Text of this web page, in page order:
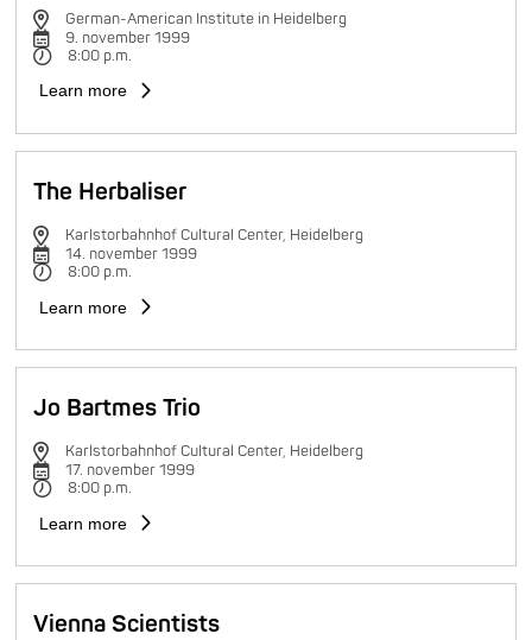
German-American Institute in Heidelberg
9. november 1999
8:00 p.m.
Learn more
The Herbaliser
Karlstorbahnhof Cultural Center, Heidelberg
14. november 1999
8:00 p.m.
Learn more
Jo Bartmes Trio
Karlstorbahnhof Cultural Center, Heidelberg
17. november 1999
8:00 p.m.
Learn more
Vienna Scientists